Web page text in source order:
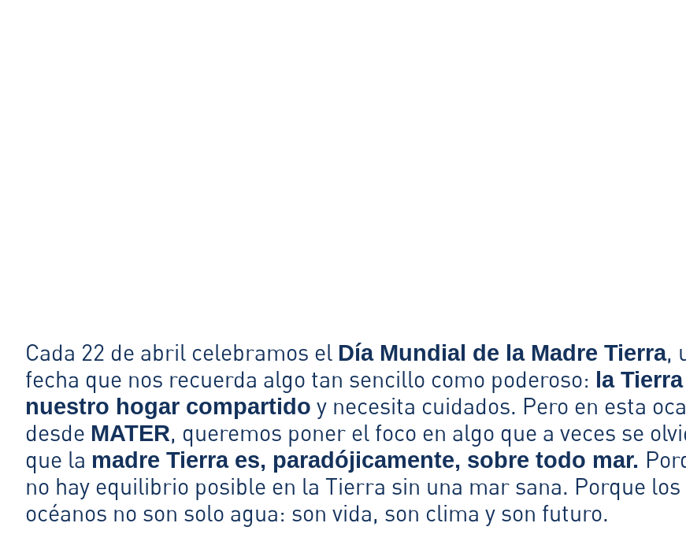
Cada 22 de abril celebramos el Día Mundial de la Madre Tierra,
fecha que nos recuerda algo tan sencillo como poderoso: la
nuestro hogar compartido y necesita cuidados. Pero en esta
desde MATER, queremos poner el foco en algo que a veces se
que la madre Tierra es, paradójicamente, sobre todo mar.
no hay equilibrio posible en la Tierra sin una mar sana. Porque los
océanos no son solo agua: son vida, son clima y son futuro.